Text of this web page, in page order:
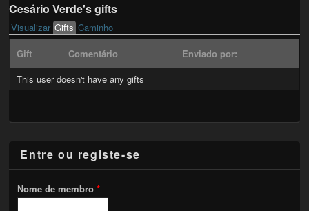
Cesário Verde's gifts
Primary tabs
Visualizar Gifts (active tab)
Caminho
Gift
Comentário
Enviado por:
This user doesn't have any gifts
Entre ou registe-se
Nome de membro*